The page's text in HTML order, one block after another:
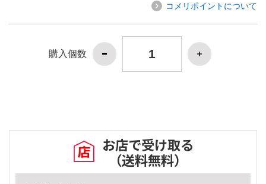
コメリポイントについて
購入個数
お店で受け取る
（送料無料）